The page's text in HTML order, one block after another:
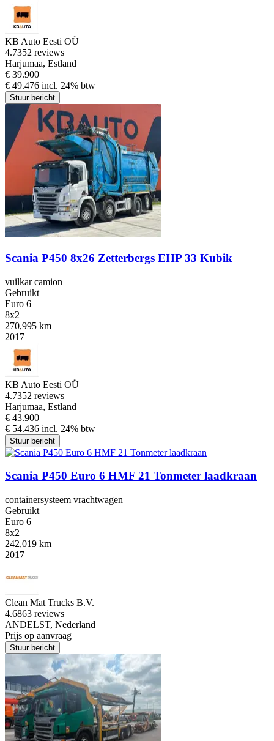
KB Auto Eesti OÜ
4.7352 reviews
Harjumaa, Estland
€ 39.900
€ 49.476 incl. 24% btw
Stuur bericht
Scania P450 8x26 Zetterbergs EHP 33 Kubik
vuilkar camion
Gebruikt
Euro 6
8x2
270,995 km
2017
KB Auto Eesti OÜ
4.7352 reviews
Harjumaa, Estland
€ 43.900
€ 54.436 incl. 24% btw
Stuur bericht
Scania P450 Euro 6 HMF 21 Tonmeter laadkraan
containersysteem vrachtwagen
Gebruikt
Euro 6
8x2
242,019 km
2017
Clean Mat Trucks B.V.
4.6863 reviews
ANDELST, Nederland
Prijs op aanvraag
Stuur bericht